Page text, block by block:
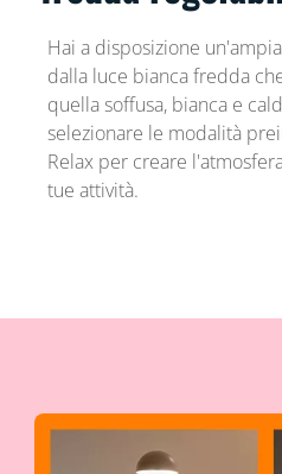
Hai a disposizione
dalla luce bianca fredda
quella soffusa, bianca e
selezionare le modalità
Relax per creare
tue attività.